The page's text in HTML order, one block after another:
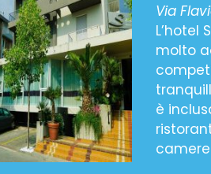
Via
L’hotel
molto
è